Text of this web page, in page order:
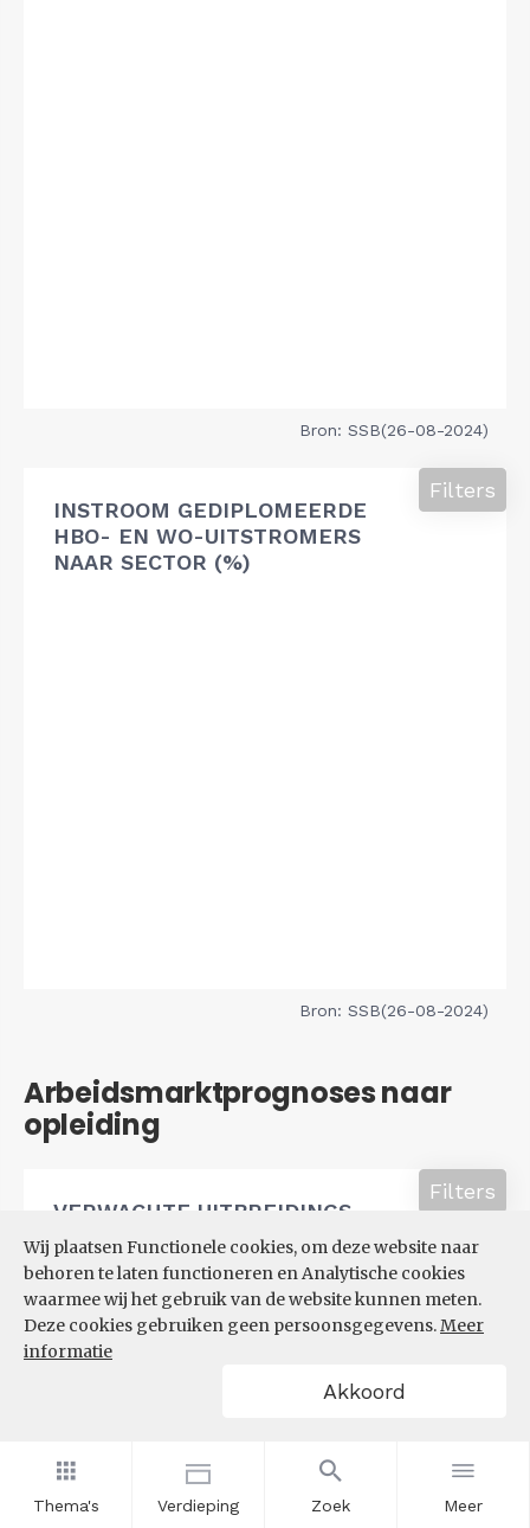
Thema's Verdieping Zoek Meer
Wij plaatsen Functionele cookies, om deze website naar
behoren te laten functioneren en Analytische cookies
waarmee wij het gebruik van de website kunnen meten.
Deze cookies gebruiken geen persoonsgegevens.Meer
informatie
Akkoord
Bron: SSB(26-08-2024)
INSTROOM GEDIPLOMEERDE
HBO- EN WO-UITSTROMERS
NAAR SECTOR (%)
Filters
Bron: SSB(26-08-2024)
Arbeidsmarktprognoses naar
opleiding
VERWACHTE UITBREIDINGS-
EN VERVANGINGSVRAAG NAAR
OPLEIDINGSNIVEAU
Filters